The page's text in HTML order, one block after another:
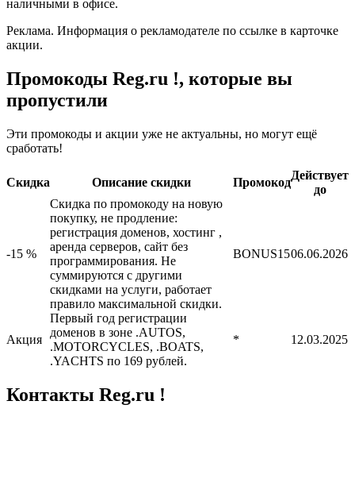
наличными в офисе.
Реклама. Информация о рекламодателе по ссылке в карточке
акции.
Промокоды Reg.ru !, которые вы
пропустили
Эти промокоды и акции уже не актуальны, но могут ещё
сработать!
Скидка Описание скидки Промокод
Действует
до
-15 %
Скидка по промокоду на новую
покупку, не продление:
регистрация доменов, хостинг ,
аренда серверов, сайт без
программирования. Не
суммируются с другими
скидками на услуги, работает
правило максимальной скидки.
BONUS1506.06.2026
Акция
Первый год регистрации
доменов в зоне .AUTOS,
.MOTORCYCLES, .BOATS,
.YACHTS по 169 рублей.
* 12.03.2025
Контакты Reg.ru !